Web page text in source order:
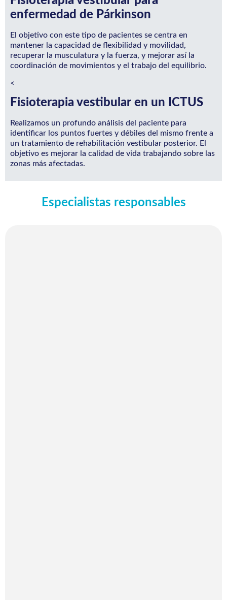
enfermedad de Párkinson
El objetivo con este tipo de pacientes se centra en
mantener la capacidad de flexibilidad y movilidad,
recuperar la musculatura y la fuerza, y mejorar así la
coordinación de movimientos y el trabajo del equilibrio.
<
Fisioterapia vestibular en un ICTUS
Realizamos un profundo análisis del paciente para
identificar los puntos fuertes y débiles del mismo frente a
un tratamiento de rehabilitación vestibular posterior. El
objetivo es mejorar la calidad de vida trabajando sobre las
zonas más afectadas.
Especialistas responsables